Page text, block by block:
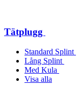
Tätplugg
Standard Splint
Lång Splint
Med Kula
Visa alla